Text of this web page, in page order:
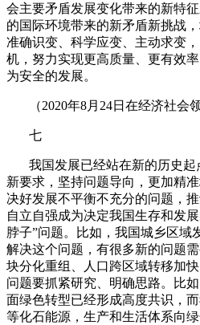
会主要矛盾发展变化带来的新特
的国际环境带来的新矛盾新挑战
准确识变、科学应变、主动求变
机，努力实现更高质量、更有效
为安全的发展。
（2020年8月 24日在经济社会
七
我国发展已经站在新的历史
新要求，坚持问题导向，更加精
决好发展不平衡不充分的问题，
自立自强成为决定我国生存和发
脖子”问题。比如，我国城乡区域
解决这个问题，有很多新的问题
块分化重组、人口跨区域转移加
问题要抓紧研究、明确思路。比
面绿色转型已经形成高度共识，
等化石能源，生产和生活体系向